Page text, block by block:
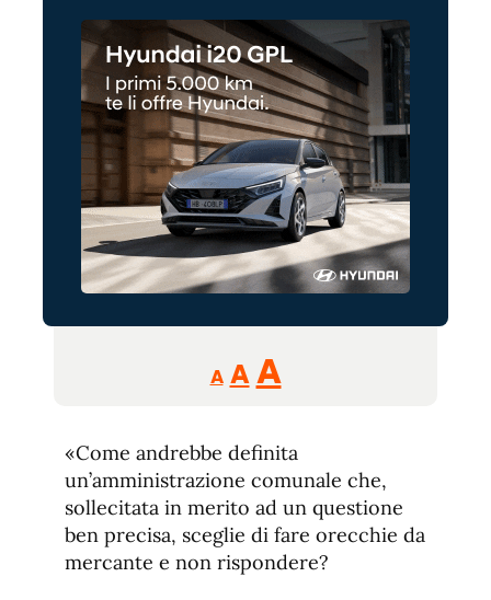
A
Reducir
tamaño
A Restablecer
de
fuente
AAumentar
de
fuente.
«Come andrebbe definita
un’amministrazione comunale che,
sollecitata in merito ad un questione
ben precisa, sceglie di fare orecchie da
mercante e non rispondere?